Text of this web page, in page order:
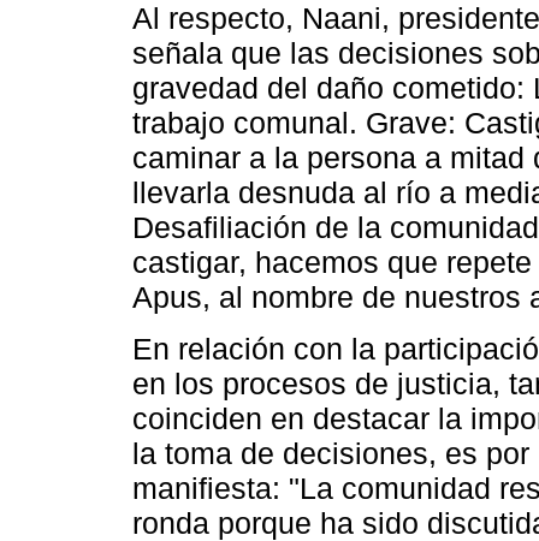
Al respecto, Naani,
señala que las decisiones
gravedad del daño
trabajo comunal. Grave:
caminar a la persona a
llevarla desnuda al río a
Desafiliación de la
castigar, hacemos que
Apus, al nombre de nuestros
En relación con la
en los procesos de justicia,
coinciden en destacar la
la toma de decisiones, es
manifiesta: "La comunidad
ronda porque ha sido